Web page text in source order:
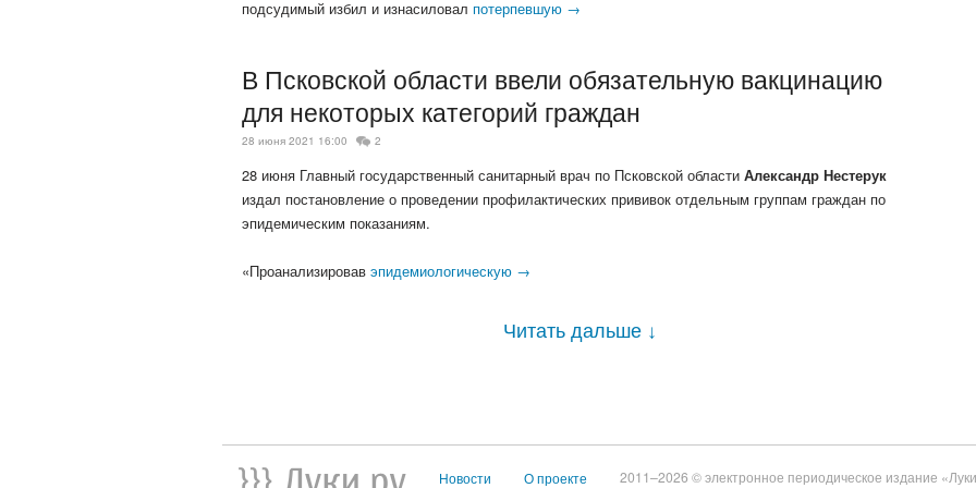
подсудимый избил и изнасиловал потерпевшую →
В Псковской области ввели обязательную вакцинацию
для некоторых категорий граждан
28 июня 2021 16:00 2
28 июня Главный государственный санитарный врач по Псковской области Александр Нестерук
издал постановление о проведении профилактических прививок отдельным группам граждан по
эпидемическим показаниям.
«Проанализировав эпидемиологическую →
Читать дальше↓
Новости О проекте 2011–2026 © электронное периодическое издание